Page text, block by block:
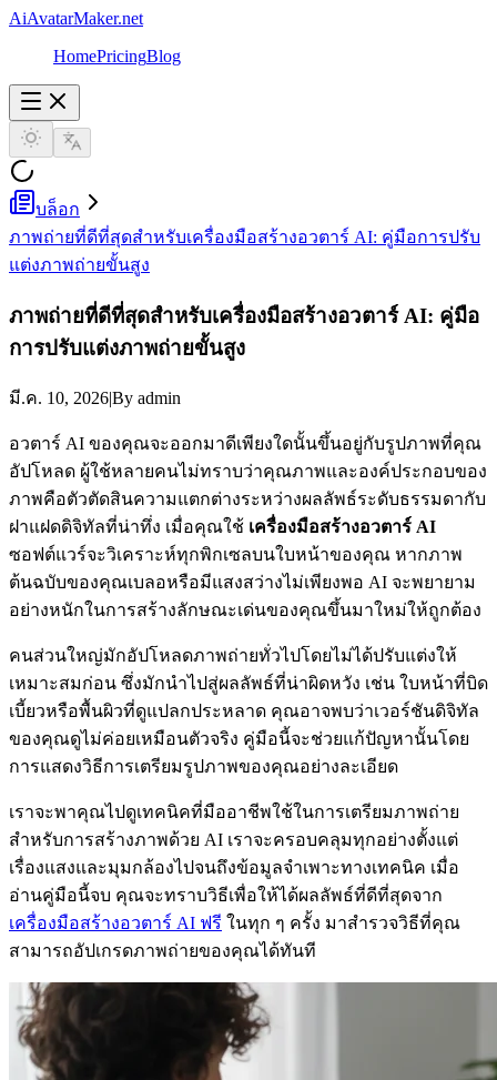
AiAvatarMaker.net
HomePricingBlog
บล็อก
ภาพถ่ายที่ดีที่สุดสำหรับเครื่องมือสร้างอวตาร์ AI: คู่มือการปรับ
แต่งภาพถ่ายขั้นสูง
ภาพถ่ายที่ดีที่สุดสำหรับเครื่องมือสร้างอวตาร์ AI: คู่มือ
การปรับแต่งภาพถ่ายขั้นสูง
มี.ค. 10, 2026|By admin
อวตาร์ AI ของคุณจะออกมาดีเพียงใดนั้นขึ้นอยู่กับรูปภาพที่คุณ
อัปโหลด ผู้ใช้หลายคนไม่ทราบว่าคุณภาพและองค์ประกอบของ
ภาพคือตัวตัดสินความแตกต่างระหว่างผลลัพธ์ระดับธรรมดากับ
ฝาแฝดดิจิทัลที่น่าทึ่ง เมื่อคุณใช้ เครื่องมือสร้างอวตาร์ AI
ซอฟต์แวร์จะวิเคราะห์ทุกพิกเซลบนใบหน้าของคุณ หากภาพ
ต้นฉบับของคุณเบลอหรือมีแสงสว่างไม่เพียงพอ AI จะพยายาม
อย่างหนักในการสร้างลักษณะเด่นของคุณขึ้นมาใหม่ให้ถูกต้อง
คนส่วนใหญ่มักอัปโหลดภาพถ่ายทั่วไปโดยไม่ได้ปรับแต่งให้
เหมาะสมก่อน ซึ่งมักนำไปสู่ผลลัพธ์ที่น่าผิดหวัง เช่น ใบหน้าที่บิด
เบี้ยวหรือพื้นผิวที่ดูแปลกประหลาด คุณอาจพบว่าเวอร์ชันดิจิทัล
ของคุณดูไม่ค่อยเหมือนตัวจริง คู่มือนี้จะช่วยแก้ปัญหานั้นโดย
การแสดงวิธีการเตรียมรูปภาพของคุณอย่างละเอียด
เราจะพาคุณไปดูเทคนิคที่มืออาชีพใช้ในการเตรียมภาพถ่าย
สำหรับการสร้างภาพด้วย AI เราจะครอบคลุมทุกอย่างตั้งแต่
เรื่องแสงและมุมกล้องไปจนถึงข้อมูลจำเพาะทางเทคนิค เมื่อ
อ่านคู่มือนี้จบ คุณจะทราบวิธีเพื่อให้ได้ผลลัพธ์ที่ดีที่สุดจาก
เครื่องมือสร้างอวตาร์ AI ฟรี ในทุก ๆ ครั้ง มาสำรวจวิธีที่คุณ
สามารถอัปเกรดภาพถ่ายของคุณได้ทันที